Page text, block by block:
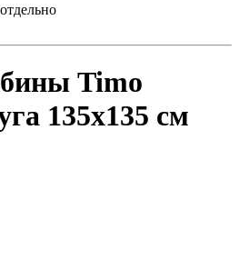
Timo
135x135 см